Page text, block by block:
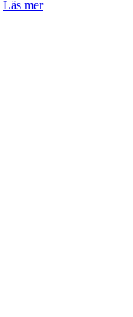
Edge
Läs merom